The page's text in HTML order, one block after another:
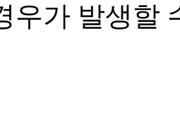
우가 발생할